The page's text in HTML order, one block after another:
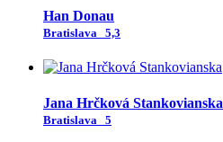
Han Donau
Bratislava 5,3
Jana Hrčková Stankovianska
Bratislava 5